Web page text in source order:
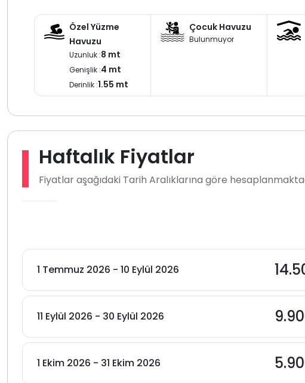
Özel Yüzme
Havuzu
Uzunluk :8 mt
Genişlik :4 mt
Derinlik :1.55 mt
Çocuk Havuzu
Bulunmuyor
Haftalık Fiyatlar
Fiyatlar aşağıdaki Tarih Aralıklarına göre
1 Temmuz 2026 - 10 Eylül 2026
11 Eylül 2026 - 30 Eylül 2026
1 Ekim 2026 - 31 Ekim 2026